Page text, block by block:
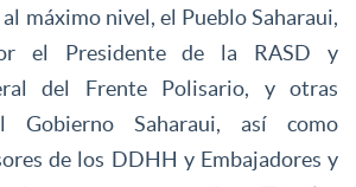
máximo nivel, el Pueblo Saharaui,
el Presidente de la RASD y
del Frente Polisario, y otras
Gobierno Saharaui, así como
de los DDHH y Embajadores y